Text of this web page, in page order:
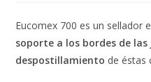
Eucomex 700 es un sellador
soporte a los bordes de
despostillamiento de éstas